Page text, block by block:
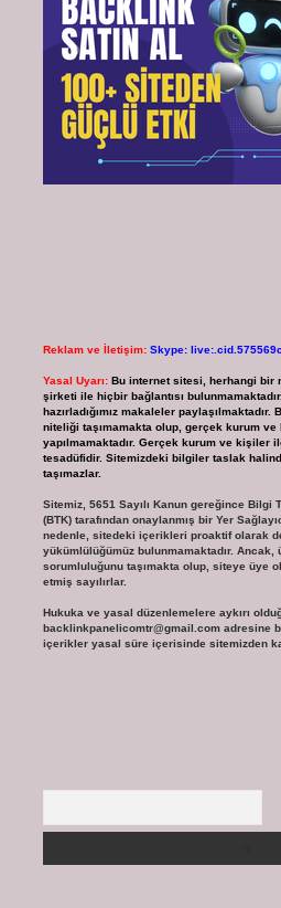
Reklam ve İletişim: Skype:
Yasal Uyarı: Bu internet sitesi, herhangi bir
şirketi ile hiçbir bağlantısı
hazırladığımız makaleler
niteliği taşımamakta olup, gerçek kurum ve
yapılmamaktadır. Gerçek kurum ve kişiler
tesadüfidir. Sitemizdeki bilgiler taslak
taşımazlar.
Sitemiz, 5651 Sayılı Kanun gereğince
(BTK) tarafından onaylanmış bir Yer
nedenle, sitedeki içerikleri proaktif olarak
yükümlülüğümüz bulunmamaktadır.
sorumluluğunu taşımakta olup, siteye üye
etmiş sayılırlar.
Hukuka ve yasal düzenlemelere aykırı
backlinkpanelicomtr@gmail.comadresine
içerikler yasal süre içerisinde sitemizden